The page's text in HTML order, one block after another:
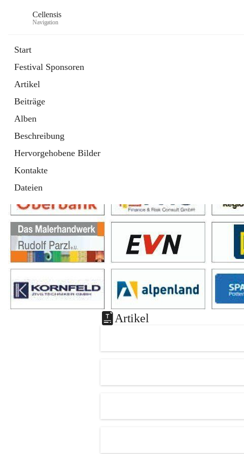
Cellensis
Navigation
Start
Festival Sponsoren
Artikel
Beiträge
Alben
Beschreibung
Hervorgehobene Bilder
Kontakte
Dateien
Festival Sponsoren
Artikel